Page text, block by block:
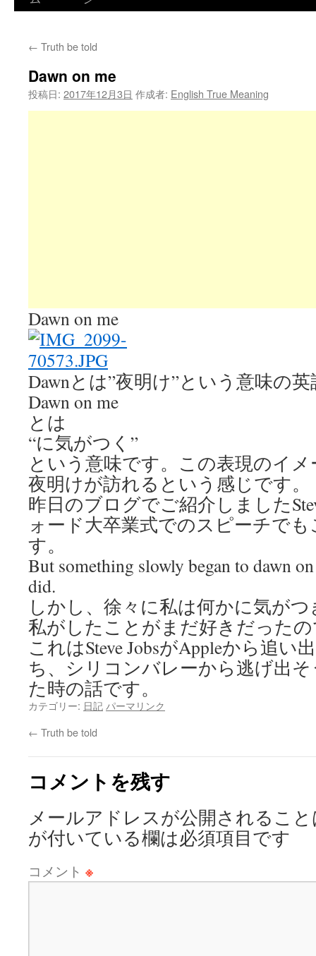
← Truth be told
Dawn on me
投稿日: 2017年12月3日 作成者: English True Meaning
Dawn on me
Dawnとは”夜明け”という意味の
Dawn on me
とは
“に気がつく”
という意味です。この表現のイ
夜明けが訪れるという感じです。
昨日のブログでご紹介しました
ォード大卒業式でのスピーチで
す。
But something slowly began to dawn
did.
しかし、徐々に私は何かに気が
私がしたことがまだ好きだった
これはSteve JobsがAppleから追い
ち、シリコンバレーから逃げ出
た時の話です。
カテゴリー: 日記 パーマリンク
← Truth be told
コメントを残す
メールアドレスが公開されるこ
が付いている欄は必須項目です
コメント ※